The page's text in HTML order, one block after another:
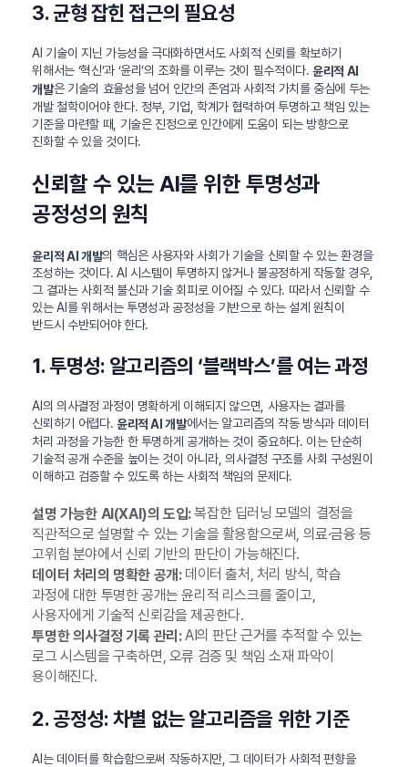
3. 균형 잡힌 접근의 필요성
AI 기술이 지닌 가능성을 극대화하면서도 사회적 신뢰를 확보하기
위해서는 ‘혁신’과 ‘윤리’의 조화를 이루는 것이 필수적이다.윤리적 AI
개발은 기술의 효율성을 넘어 인간의 존엄과 사회적 가치를 중심에 두는
개발 철학이어야 한다. 정부, 기업, 학계가 협력하여 투명하고 책임 있는
기준을 마련할 때, 기술은 진정으로 인간에게 도움이 되는 방향으로
진화할 수 있을 것이다.
신뢰할 수 있는 AI를 위한 투명성과
공정성의 원칙
윤리적 AI 개발의 핵심은 사용자와 사회가 기술을 신뢰할 수 있는 환경을
조성하는 것이다. AI 시스템이 투명하지 않거나 불공정하게 작동할 경우,
그 결과는 사회적 불신과 기술 회피로 이어질 수 있다. 따라서 신뢰할 수
있는 AI를 위해서는 투명성과 공정성을 기반으로 하는 설계 원칙이
반드시 수반되어야 한다.
1. 투명성: 알고리즘의 ‘블랙박스’를 여는 과정
AI의 의사결정 과정이 명확하게 이해되지 않으면, 사용자는 결과를
신뢰하기 어렵다. 윤리적 AI 개발에서는 알고리즘의 작동 방식과 데이터
처리 과정을 가능한 한 투명하게 공개하는 것이 중요하다. 이는 단순히
기술적 공개 수준을 높이는 것이 아니라, 의사결정 구조를 사회 구성원이
이해하고 검증할 수 있도록 하는 사회적 책임의 문제다.
설명 가능한 AI(XAI)의 도입:복잡한 딥러닝 모델의 결정을
직관적으로 설명할 수 있는 기술을 활용함으로써, 의료·금융 등
고위험 분야에서 신뢰 기반의 판단이 가능해진다.
데이터 처리의 명확한 공개:데이터 출처, 처리 방식, 학습
과정에 대한 투명한 공개는 윤리적 리스크를 줄이고,
사용자에게 기술적 신뢰감을 제공한다.
투명한 의사결정 기록 관리:AI의 판단 근거를 추적할 수 있는
로그 시스템을 구축하면, 오류 검증 및 책임 소재 파악이
용이해진다.
2. 공정성: 차별 없는 알고리즘을 위한 기준
AI는 데이터를 학습함으로써 작동하지만, 그 데이터가 사회적 편향을